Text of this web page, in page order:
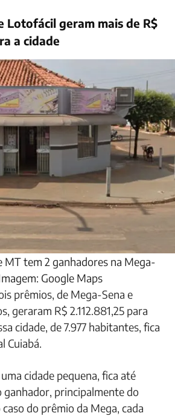
Lotofácil geram mais de R$
a cidade
MT tem 2 ganhadores na Mega-
Google Maps
prêmios, de Mega-Sena e
geraram R$ 2.112.881,25 para
cidade, de 7.977 habitantes, fica
Cuiabá.
cidade pequena, fica até
ganhador, principalmente do
do prêmio da Mega, cada